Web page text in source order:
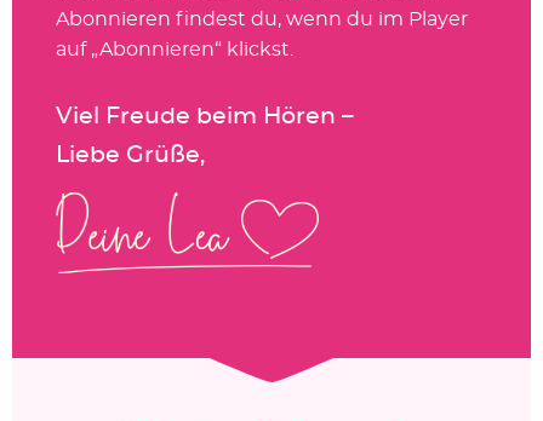
Abonnieren findest du, wenn du im Player
auf „Abonnieren“ klickst.
Viel Freude beim Hören –
Liebe Grüße,